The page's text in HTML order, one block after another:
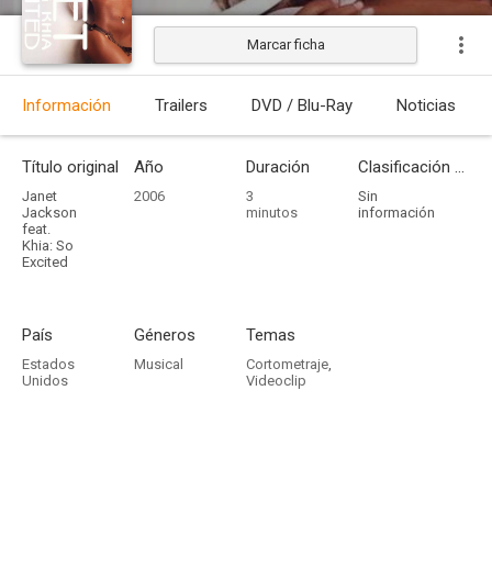
Marcar ficha
Información Trailers DVD / Blu-Ray Noticias
Título original
Janet
Jackson
feat.
Khia: So
Excited
Año
2006
Duración
3
minutos
Clasificación por edades
Sin
información
País
Estados
Unidos
Géneros
Musical
Temas
Cortometraje,
Videoclip